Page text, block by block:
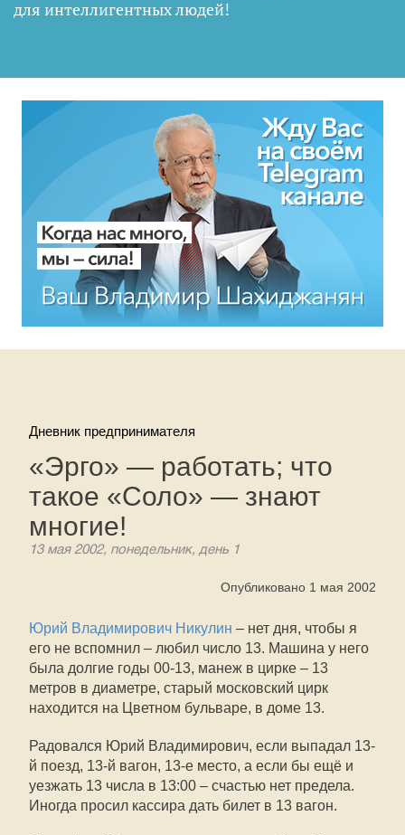
для интеллигентных людей!
Дневник предпринимателя
«Эрго» — работать; что
такое «Соло» — знают
многие!
13 мая 2002, понедельник, день 1
Опубликовано 1 мая 2002
Юрий Владимирович Никулин – нет дня, чтобы я
его не вспомнил – любил число 13. Машина у него
была долгие годы 00-13, манеж в цирке – 13
метров в диаметре, старый московский цирк
находится на Цветном бульваре, в доме 13.
Радовался Юрий Владимирович, если выпадал 13-
й поезд, 13-й вагон, 13-е место, а если бы ещё и
уезжать 13 числа в 13:00 – счастью нет предела.
Иногда просил кассира дать билет в 13 вагон.